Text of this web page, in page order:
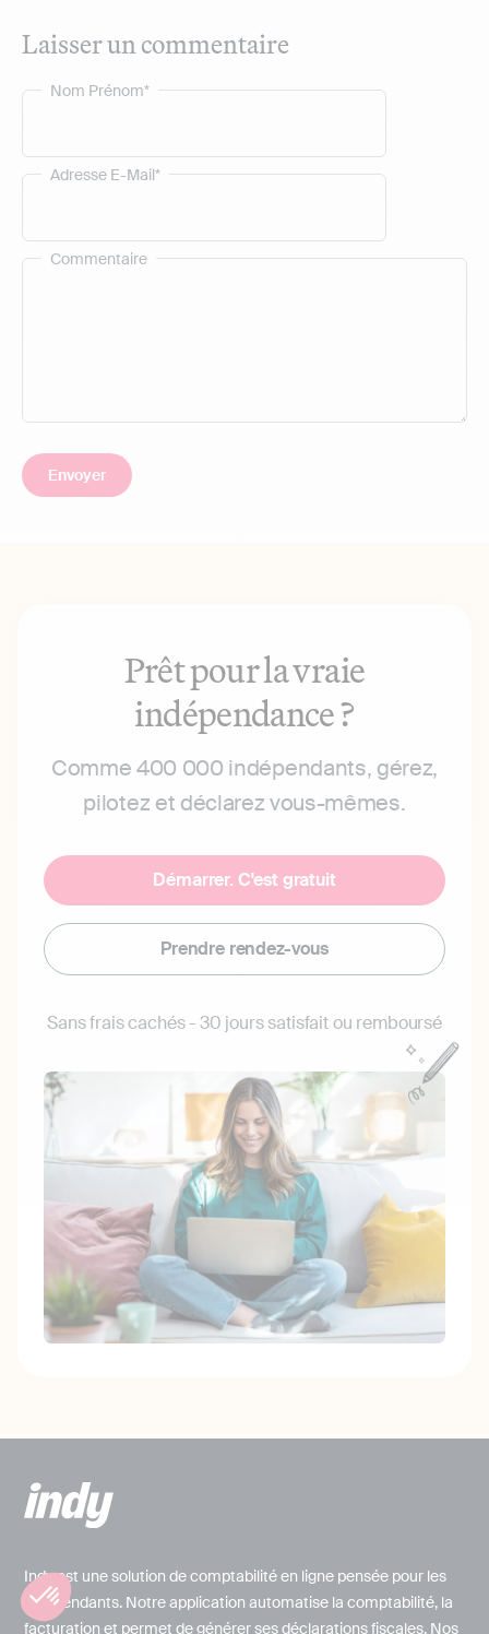
Laisser un commentaire
Commentaire
Nom Prénom*
Adresse E-Mail*
Prêt pour la vraie
indépendance ?
Comme 400 000 indépendants, gérez,
pilotez et déclarez vous-mêmes.
Démarrer. C'est gratuit
Prendre rendez-vous
Sans frais cachés - 30 jours satisfait ou remboursé
Indy est une solution de comptabilité en ligne pensée pour les
indépendants. Notre application automatise la comptabilité, la
facturation et permet de générer ses déclarations fiscales. Nos